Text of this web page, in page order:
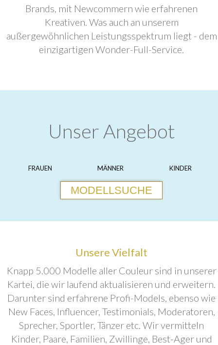
Brands, mit Newcommern wie erfahrenen
Kreativen. Was auch an unserem
außergewöhnlichen Leistungsspektrum liegt - dem
einzigartigen Wonder-Full-Service.
Unser Angebot
FRAUEN MÄNNER KINDER
MODELLSUCHE
Unsere Vielfalt
Knapp 5.000 Modelle aller Couleur sind in unserer
Kartei, die wir laufend aktualisieren und erweitern.
Darunter sind erfahrene Profi-Models, ebenso wie
New Faces, Influencer, Testimonials, Moderatoren,
Sprecher, Sportler, Tänzer etc. Wir vermitteln
Kinder, Paare, Familien, Zwillinge, Best-Ager und